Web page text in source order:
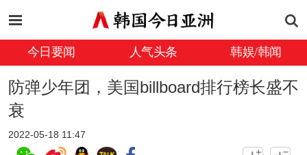
今日要闻 人气头条 韩娱/韩闻
防弹少年团，美国billboard排行榜长盛不
衰
2022-05-18 11:47